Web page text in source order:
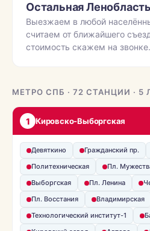
Остальная Ленобласть
Выезжаем в любой
считаем от ближайшего
стоимость скажем на звонке.
МЕТРО СПБ · 72 СТАНЦИИ · 5
1 Кировско-Выборгская
Девяткино Гражданский пр.
Политехническая
Пл.
Выборгская
Пл. Ленина
Пл. Восстания
Владимирская
Технологический институт-1